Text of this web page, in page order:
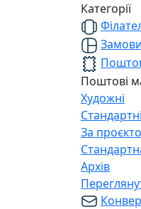
Категорії
Поштові
Художні
Стандартні
За
Архів